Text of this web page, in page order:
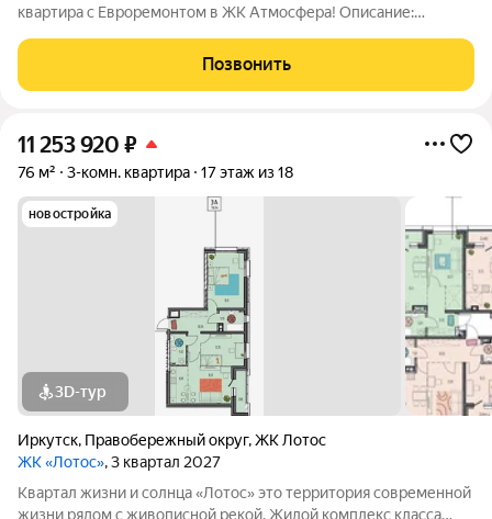
квартира с Евроремонтом в ЖК Атмосфера! Описание:
семьи. В квартире практически не жили. Общая площадь 80
кв.м. Три комнаты: отдельная детская,
Позвонить
11 253 920 ₽
76 м² 3-комн. квартира 17 этаж из 18
новостройка
3D-тур
Иркутск, Правобережный округ,ЖК Лотос
ЖК «Лотос», 3 квартал 2027
Квартал жизни и солнца «Лотос» это территория современной
жизни рядом с живописной рекой. Жилой комплекс класса